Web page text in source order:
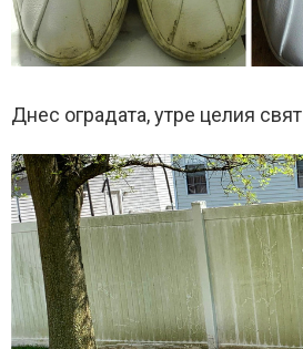
Днес оградата, утре целия свят